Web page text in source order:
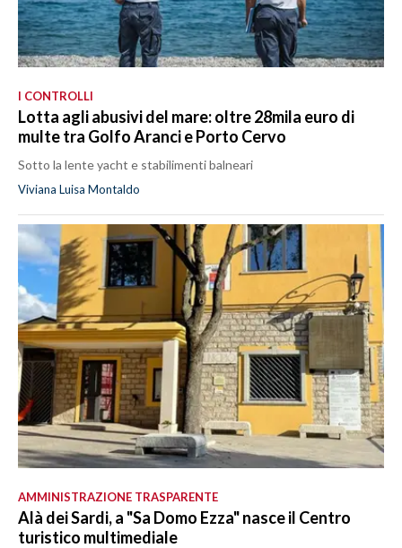
I CONTROLLI
Lotta agli abusivi del mare: oltre 28mila euro di
multe tra Golfo Aranci e Porto Cervo
Sotto la lente yacht e stabilimenti balneari
Viviana Luisa Montaldo
AMMINISTRAZIONE TRASPARENTE
Alà dei Sardi, a "Sa Domo Ezza" nasce il Centro
turistico multimediale